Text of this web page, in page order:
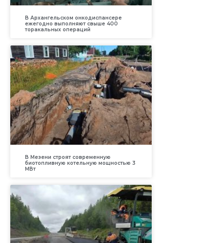
В Архангельском онкодиспансере
ежегодно выполняют свыше 400
торакальных операций
В Мезени строят современную
биотопливную котельную мощностью 3
МВт